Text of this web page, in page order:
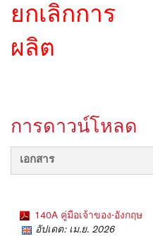
ที่ซื้อสินค้า
การฝึกอบรม
ภาษา/ภูมิภาค
ยกเลิกการ
ผลิต
การดาวน์โหลด
เอกสาร
140A คู่มือเจ้าของ-อังกฤษ
อัปเดต: เม.ย. 2026